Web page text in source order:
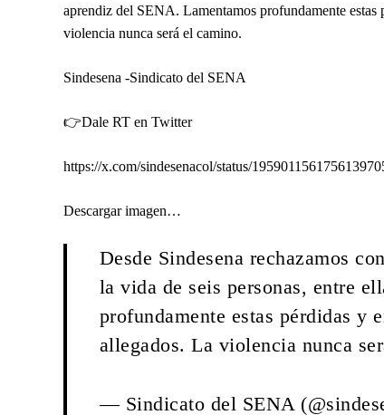
aprendiz del SENA. Lamentamos profundamente
violencia nunca será el camino.
Sindesena -Sindicato del SENA
👉Dale RT en Twitter
https://x.com/sindesenacol/status/
Descargar imagen…
Desde Sindesena rechazamos
la vida de seis personas, entre
profundamente estas pérdidas y
allegados. La violencia nunca
— Sindicato del SENA